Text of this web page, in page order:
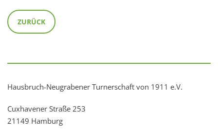
ZURÜCK
Hausbruch-Neugrabener Turnerschaft von 1911 e.V.
Cuxhavener Straße 253
21149 Hamburg